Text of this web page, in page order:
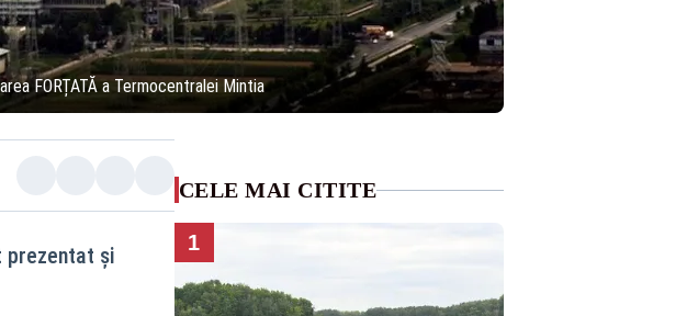
FORȚATĂ a Termocentralei Mintia
prezentat și
CELE MAI CITITE
1